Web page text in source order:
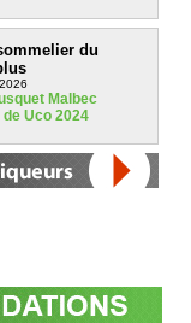
du
Malbec
de Uco 2024